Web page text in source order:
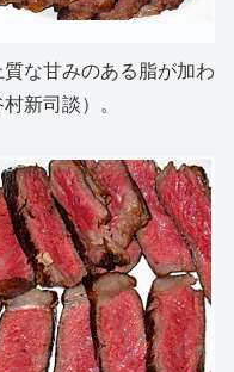
な甘みのある脂が加わ
新司談）。